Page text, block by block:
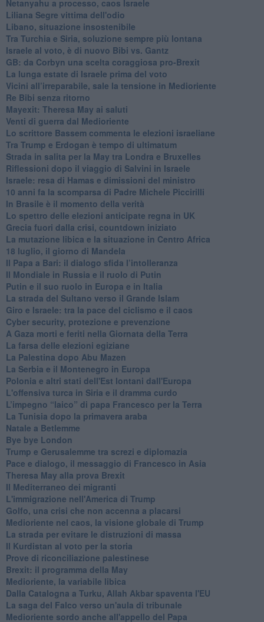
Netanyahu a processo, caos Israele
Liliana Segre vittima dell'odio
Libano, situazione insostenibile
Tra Turchia e Siria, soluzione sempre più lontana
Israele al voto, è di nuovo Bibi vs. Gantz
GB: da Corbyn una scelta coraggiosa pro-Brexit
La lunga estate di Israele prima del voto
Vicini all’irreparabile, sale la tensione in Medioriente
Re Bibi senza ritorno
Mayexit: Theresa May ai saluti
Venti di guerra dal Medioriente
Lo scrittore Bassem commenta le elezioni israeliane
Tra Trump e Erdogan è tempo di ultimatum
Strada in salita per la May tra Londra e Bruxelles
Riflessioni dopo il viaggio di Salvini in Israele
Israele: resa di Hamas e dimissioni del ministro
10 anni fa la scomparsa di Padre Michele Piccirilli
In Brasile è il momento della verità
Lo spettro delle elezioni anticipate regna in UK
Grecia fuori dalla crisi, countdown iniziato
La mutazione libica e la situazione in Centro Africa
18 luglio, il giorno di Mandela
Il Papa a Bari: il dialogo sfida l’intolleranza
Il Mondiale in Russia e il ruolo di Putin
Putin e il suo ruolo in Europa e in Italia
La strada del Sultano verso il Grande Islam
Giro e Israele: tra la pace del ciclismo e il caos
Cyber security, protezione e prevenzione
A Gaza morti e feriti nella Giornata della Terra
La farsa delle elezioni egiziane
La Palestina dopo Abu Mazen
La Serbia e il Montenegro in Europa
Polonia e altri stati dell'Est lontani dall'Europa
L'offensiva turca in Siria e il dramma curdo
L’impegno “laico” di papa Francesco per la Terra
La Tunisia dopo la primavera araba
Natale a Betlemme
Bye bye London
Trump e Gerusalemme tra screzi e diplomazia
Pace e dialogo, il messaggio di Francesco in Asia
Theresa May alla prova Brexit
Il Mediterraneo dei migranti
L'immigrazione nell'America di Trump
Golfo, una crisi che non accenna a placarsi
Medioriente nel caos, la visione globale di Trump
La strada per evitare le distruzioni di massa
Il Kurdistan al voto per la storia
Prove di riconciliazione palestinese
Brexit: il programma della May
Medioriente, la variabile libica
Dalla Catalogna a Turku, Allah Akbar spaventa l'EU
La saga del Falco verso un'aula di tribunale
Medioriente sordo anche all'appello del Papa